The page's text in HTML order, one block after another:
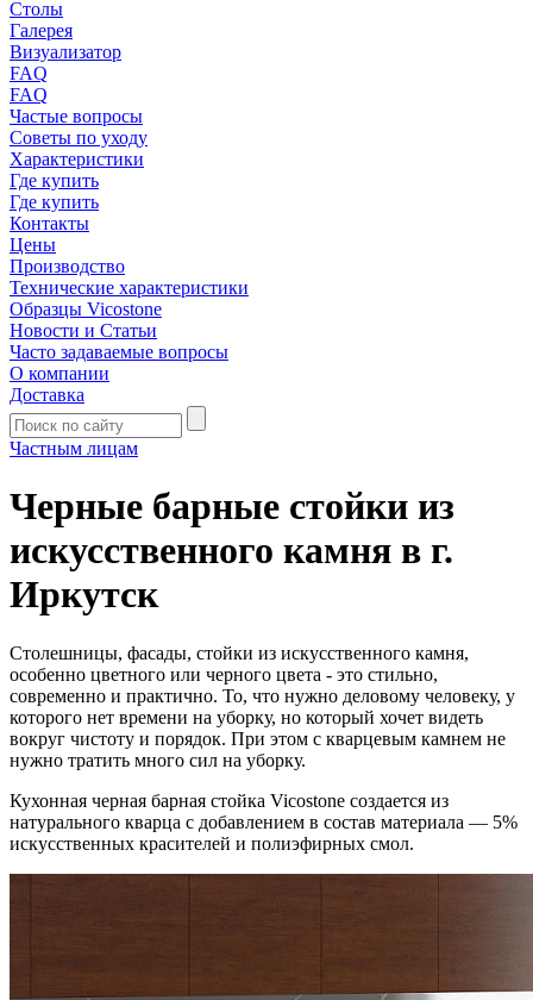
Столы
Галерея
Визуализатор
FAQ
FAQ
Частые вопросы
Советы по уходу
Характеристики
Где купить
Где купить
Контакты
Цены
Производство
Технические характеристики
Образцы Vicostone
Новости и Статьи
Часто задаваемые вопросы
О компании
Доставка
Частным лицам
Черные барные стойки из
искусственного камня в г.
Иркутск
Столешницы, фасады, стойки из искусственного камня,
особенно цветного или черного цвета - это стильно,
современно и практично. То, что нужно деловому человеку, у
которого нет времени на уборку, но который хочет видеть
вокруг чистоту и порядок. При этом с кварцевым камнем не
нужно тратить много сил на уборку.
Кухонная черная барная стойка Vicostone создается из
натурального кварца с добавлением в состав материала — 5%
искусственных красителей и полиэфирных смол.